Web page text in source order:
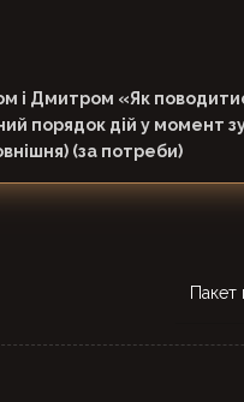
і Дмитром «Як
порядок дій у момент
(за потреби)
Пакет